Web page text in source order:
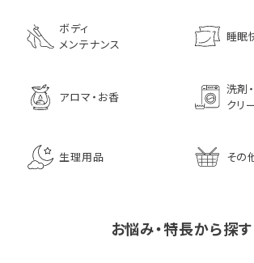
ボディ
メンテナンス
睡眠
アロマ・お香
洗剤
クリ
生理用品 その
お悩み・特長から探す